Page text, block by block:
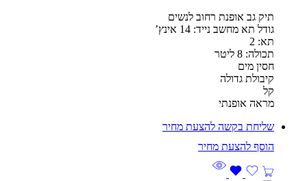
תיק גב אופנת רחוב לנשים
גודל תא מחשב נייד: 14 אינץ’
תא: 2
תכולה: 8 ליטר
חסין מים
קיבולת גדולה
קל
מראה אופנתי
שליחת בקשה להצעת מחיר